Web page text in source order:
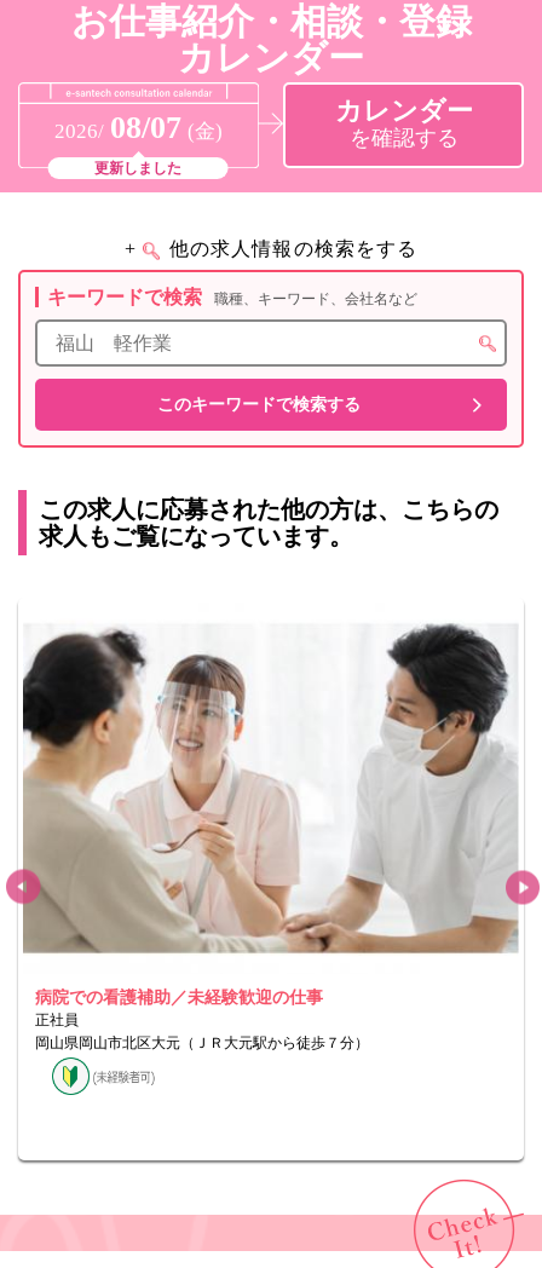
お仕事紹介・相談・登録
カレンダー
2026/ 08/07 (金)
更新しました
カレンダー
を確認する
+ 他の求人情報の検索をする
キーワードで検索 職種、キーワード、会社名など
この求人に応募された他の方は、こちらの
求人もご覧になっています。
病院での看護補助／未経験歓迎の仕事
正社員
岡山県岡山市北区大元（ＪＲ大元駅から徒歩７分）